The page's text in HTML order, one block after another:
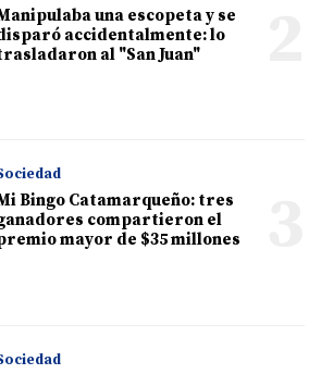
una escopeta y se
accidentalmente: lo
al "San Juan"
Bingo Catamarqueño: tres
compartieron el
mayor de $35 millones